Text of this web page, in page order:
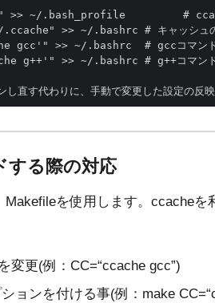
>> ~/.bash_profile         #
>> ~/.bashrc # キャッシュ
>> ~/.bashrc  # gccコマンド時
g++'" >> ~/.bashrc # g++コマンド時
する際の対応
Makefileを使用します。ccache
変更(例：CC=“ccache gcc”)
ョンを付ける事(例：make